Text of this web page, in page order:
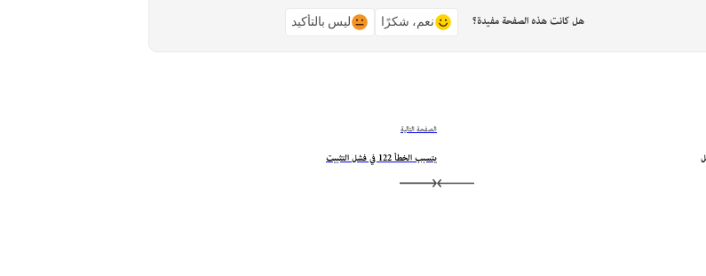
هل كانت هذه الصفحة مفيدة؟ نعم، شكرًا ليس بالتأكيد
الصفحة التالية
يتسبب الخطأ 122 في فشل التثبيت